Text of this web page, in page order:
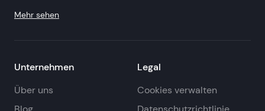
Mehr sehen
Unternehmen
Über uns
Legal
Cookies verwalten